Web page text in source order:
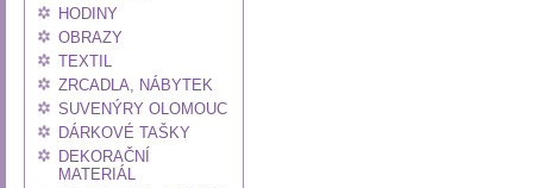
HODINY
OBRAZY
TEXTIL
ZRCADLA, NÁBYTEK
SUVENÝRY OLOMOUC
DÁRKOVÉ TAŠKY
DEKORAČNÍ
MATERIÁL